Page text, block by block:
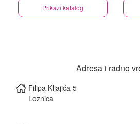
Prikaži katalog
Adresa i radno
Filipa Kljajića 5
Loznica